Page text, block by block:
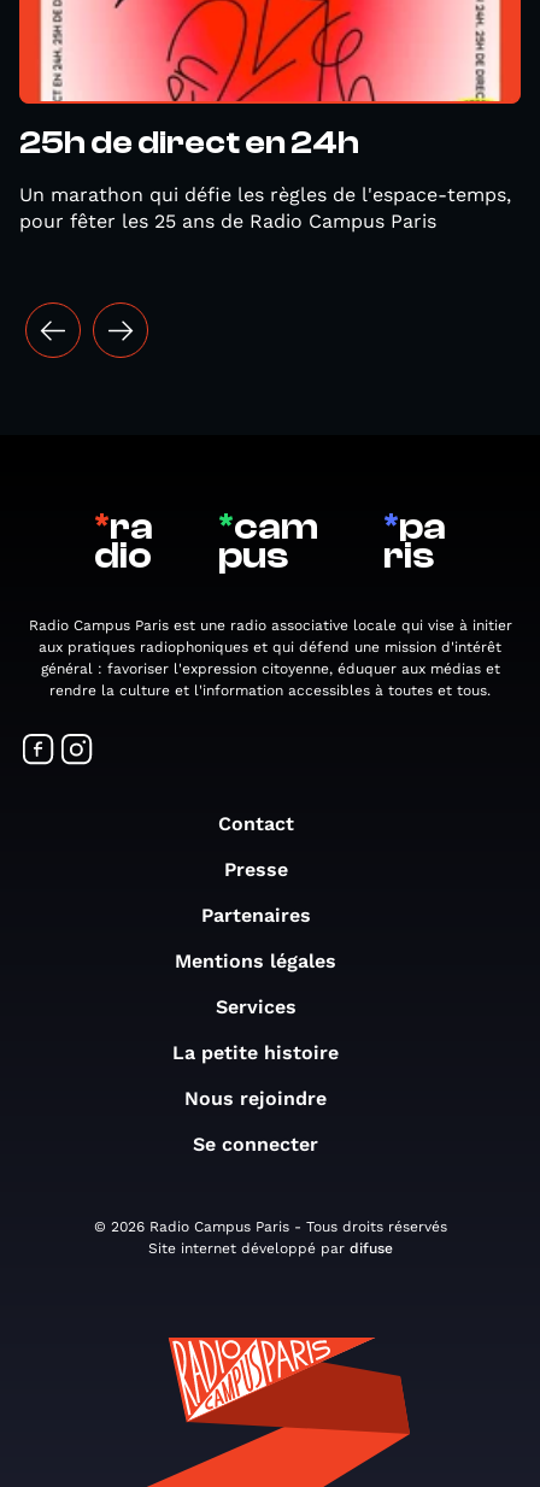
25h de direct en 24h
Un marathon qui défie les règles de l'espace-temps,
pour fêter les 25 ans de Radio Campus Paris
*ra
dio
*cam
pus
*pa
ris
Radio Campus Paris est une radio associative locale qui vise à initier
aux pratiques radiophoniques et qui défend une mission d'intérêt
général : favoriser l'expression citoyenne, éduquer aux médias et
rendre la culture et l'information accessibles à toutes et tous.
Contact
Presse
Partenaires
Mentions légales
Services
La petite histoire
Nous rejoindre
Se connecter
© 2026 Radio Campus Paris - Tous droits réservés
Site internet développé par difuse